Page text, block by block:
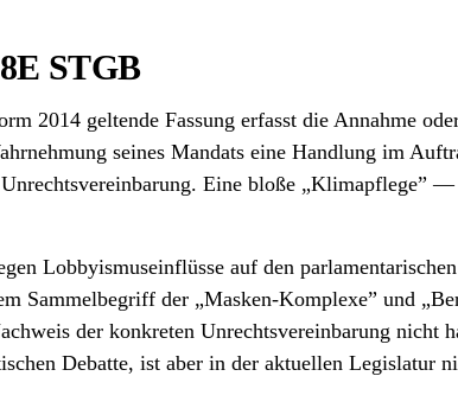
STGB
2014 geltende Fassung erfasst die Annahme
seines Mandats eine Handlung im
Eine bloße „Klima­pflege”
Lobbyismus­einflüsse auf den
Sammelbegriff der „Masken-Komplexe” und
der konkreten Unrechts­vereinbarung nicht
Debatte, ist aber in der aktuellen Legislatur